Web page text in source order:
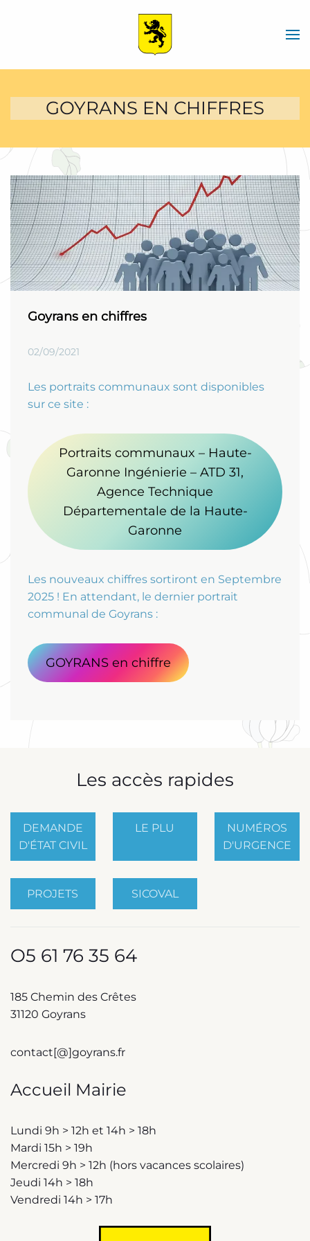
main
GOYRANS EN CHIFFRES
Goyrans en chiffres
02/09/2021
Les portraits communaux sont disponibles
sur ce site :
Portraits communaux – Haute-
Garonne Ingénierie – ATD 31,
Agence Technique
Départementale de la Haute-
Garonne
Les nouveaux chiffres sortiront en Septembre
2025 ! En attendant, le dernier portrait
communal de Goyrans :
GOYRANS en chiffre
Les accès rapides
DEMANDE
D'ÉTAT CIVIL
LE PLU
NUMÉROS
D'URGENCE
PROJETS SICOVAL
O5 61 76 35 64
185 Chemin des Crêtes
31120 Goyrans
contact[@]goyrans.fr
Accueil Mairie
Lundi 9h > 12h et 14h > 18h
Mardi 15h > 19h
Mercredi 9h > 12h (hors vacances scolaires)
Jeudi 14h > 18h
Vendredi 14h > 17h